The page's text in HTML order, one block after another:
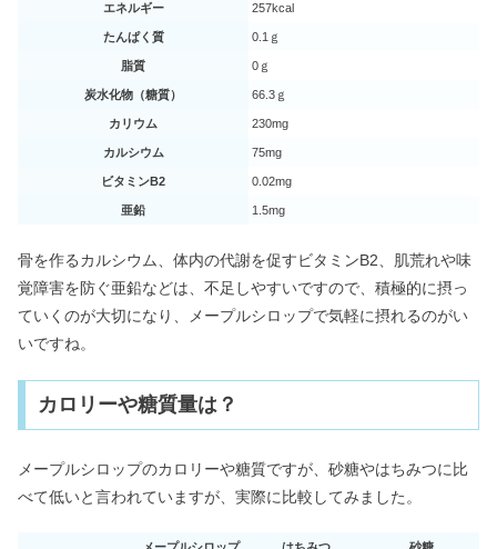
エネルギー 257kcal
たんぱく質 0.1ｇ
脂質 0ｇ
炭水化物（糖質） 66.3ｇ
カリウム 230mg
カルシウム 75mg
ビタミンB2 0.02mg
亜鉛 1.5mg
骨を作るカルシウム、体内の代謝を促すビタミンB2、肌荒れや味
覚障害を防ぐ亜鉛などは、不足しやすいですので、積極的に摂っ
ていくのが大切になり、メープルシロップで気軽に摂れるのがい
いですね。
カロリーや糖質量は？
メープルシロップのカロリーや糖質ですが、砂糖やはちみつに比
べて低いと言われていますが、実際に比較してみました。